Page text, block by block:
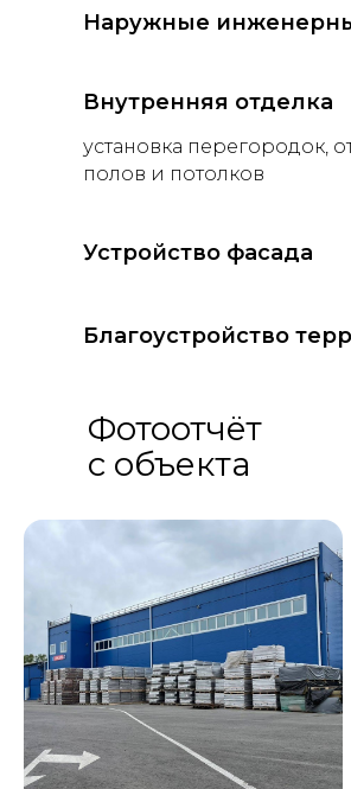
Наружные
Внутренняя отделка
установка перегородок,
полов и потолков
Устройство фасада
Благоустройство
Фотоотчёт
с объекта